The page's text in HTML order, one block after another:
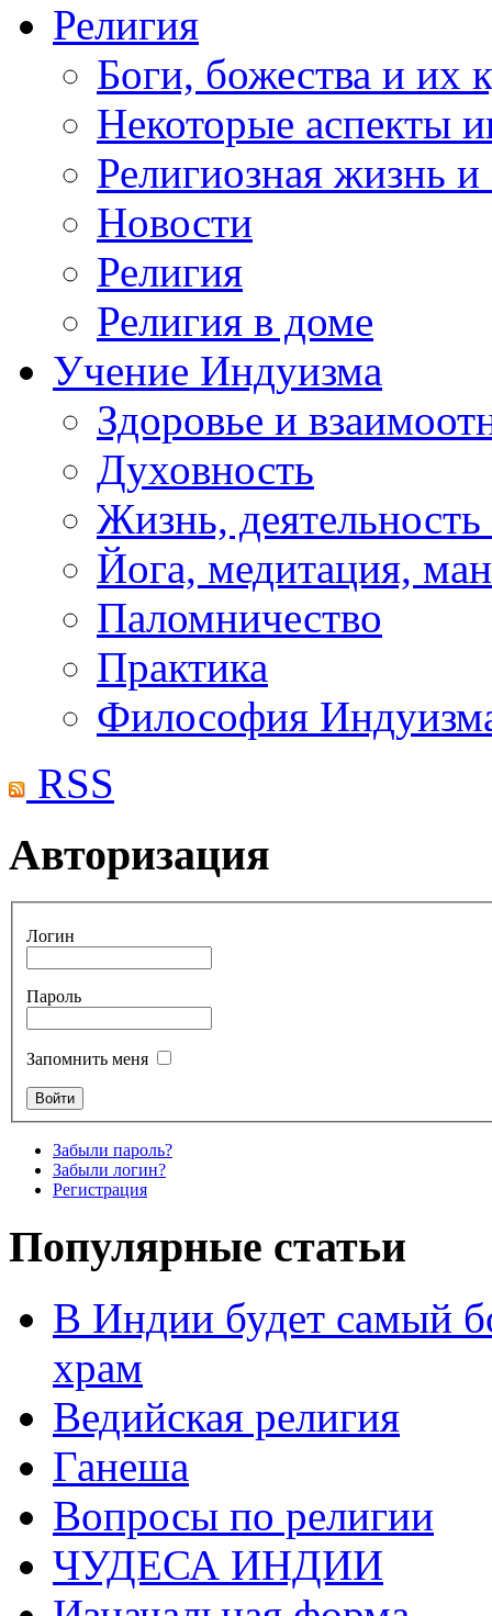
Религия
Боги, божества и их
Некоторые аспекты
Религиозная жизнь
Новости
Религия
Религия в доме
Учение Индуизма
Здоровье и
Духовность
Жизнь, деятельность
Йога, медитация,
Паломничество
Практика
Философия
RSS
Авторизация
Логин
Пароль
Запомнить меня
Забыли пароль?
Забыли логин?
Регистрация
Популярные статьи
В Индии будет самый
храм
Ведийская религия
Ганеша
Вопросы по религии
ЧУДЕСА ИНДИИ